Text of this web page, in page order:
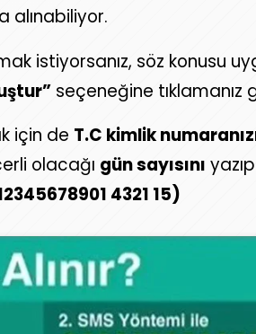
alınabiliyor.
istiyorsanız, söz konusu
seçeneğine tıklamanız
için de T.C kimlik
olacağı gün sayısını yazıp
4321 15)